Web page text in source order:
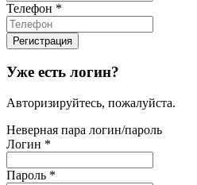
Телефон *
Уже есть логин?
Авторизируйтесь, пожалуйста.
Неверная пара логин/пароль
Логин *
Пароль *